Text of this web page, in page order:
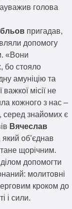
голова
пригадав,
допомогу
«Вони
бо стояло
амуніцію та
місії не
кожного з нас –
серед знайомих є
Вячеслав
об’єднав
щорічним.
допомогти
молитовні
кроком до
і сили.